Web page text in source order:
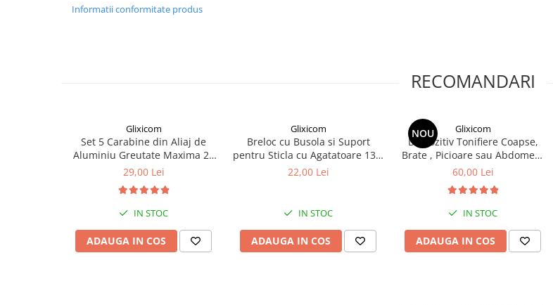
Camping si Drumetii
Odorizante/Accesorii Auto
Informatii conformitate produs
RECOMANDARI
Glixicom
Set 5 Carabine din Aliaj de
Aluminiu Greutate Maxima 20
kg 6,8 x 3,6 cm G Glixicom®
29,00 Lei
IN STOC
ADAUGA IN COS
Glixicom
Breloc cu Busola si Suport
pentru Sticla cu Agatatoare 13 x
3 cm Sarcina Maxima 10 Kg G
22,00 Lei
IN STOC
ADAUGA IN COS
NOU Glixicom
Dispozitiv Tonifiere Coapse,
Brate , Picioare sau Abdomen,
Multifunctional
60,00 Lei
IN STOC
ADAUGA IN COS